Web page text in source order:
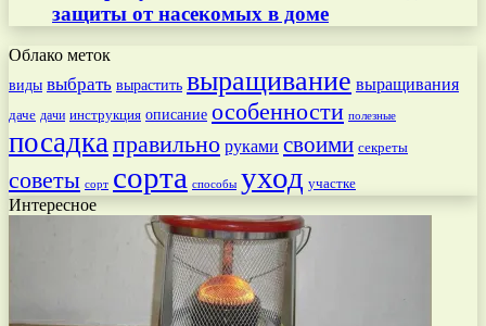
защиты от насекомых в доме
Облако меток
виды выбрать вырастить выращивание выращивания
даче дачи инструкция описание особенности полезные
посадкаправильно руками своими секреты
советы сорт сорта способы уход участке
Интересное